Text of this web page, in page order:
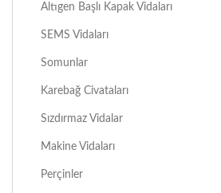
Altıgen Başlı Kapak Vidaları
SEMS Vidaları
Somunlar
Karebağ Civataları
Sızdırmaz Vidalar
Makine Vidaları
Perçinler